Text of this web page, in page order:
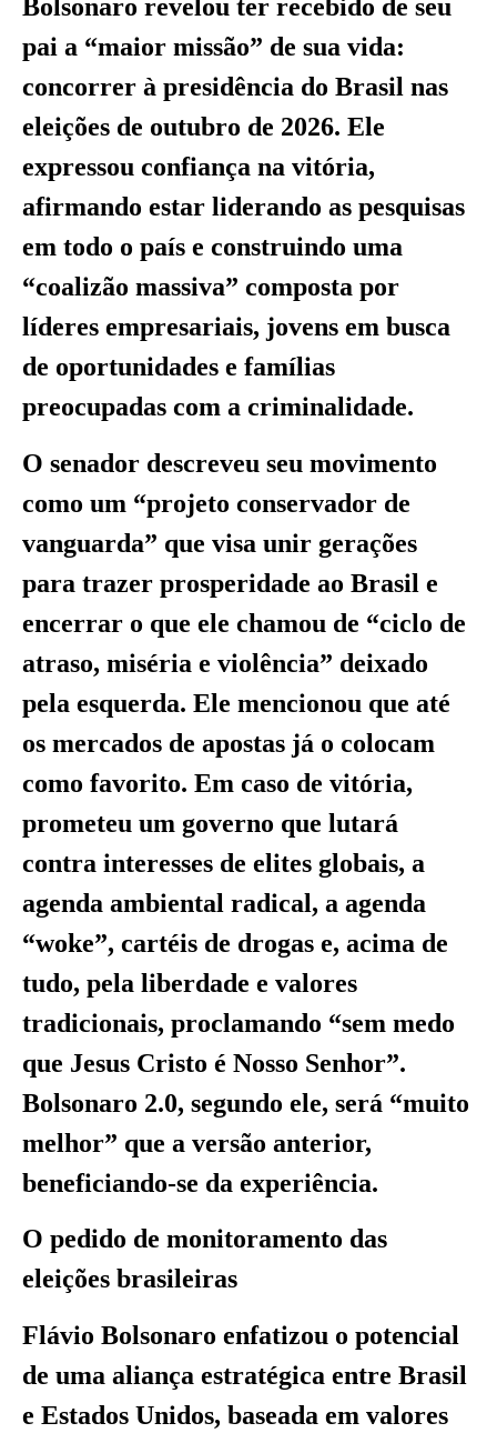
Bolsonaro revelou ter recebido de seu
pai a “maior missão” de sua vida:
concorrer à presidência do Brasil nas
eleições de outubro de 2026. Ele
expressou confiança na vitória,
afirmando estar liderando as pesquisas
em todo o país e construindo uma
“coalizão massiva” composta por
líderes empresariais, jovens em busca
de oportunidades e famílias
preocupadas com a criminalidade.
O senador descreveu seu movimento
como um “projeto conservador de
vanguarda” que visa unir gerações
para trazer prosperidade ao Brasil e
encerrar o que ele chamou de “ciclo de
atraso, miséria e violência” deixado
pela esquerda. Ele mencionou que até
os mercados de apostas já o colocam
como favorito. Em caso de vitória,
prometeu um governo que lutará
contra interesses de elites globais, a
agenda ambiental radical, a agenda
“woke”, cartéis de drogas e, acima de
tudo, pela liberdade e valores
tradicionais, proclamando “sem medo
que Jesus Cristo é Nosso Senhor”.
Bolsonaro 2.0, segundo ele, será “muito
melhor” que a versão anterior,
beneficiando-se da experiência.
O pedido de monitoramento das
eleições brasileiras
Flávio Bolsonaro enfatizou o potencial
de uma aliança estratégica entre Brasil
e Estados Unidos, baseada em valores